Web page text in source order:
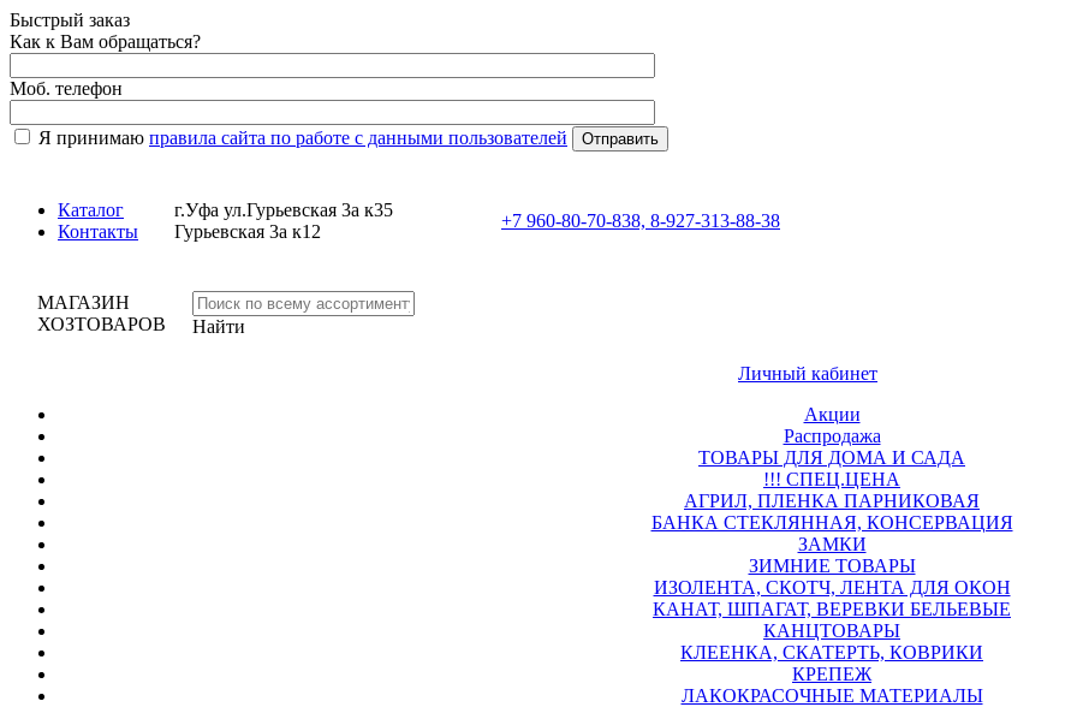
Быстрый заказ
Как к Вам обращаться?
Моб. телефон
Я принимаю правила сайта по работе с данными пользователей
Каталог
Контакты
г.Уфа ул.Гурьевская 3а к35
Гурьевская 3а к12
+7 960-80-70-838, 8-927-313-88-38
МАГАЗИН
ХОЗТОВАРОВ
Найти
Личный кабинет
Акции
Распродажа
ТОВАРЫ ДЛЯ ДОМА И САДА
!!! СПЕЦ.ЦЕНА
АГРИЛ, ПЛЕНКА ПАРНИКОВАЯ
БАНКА СТЕКЛЯННАЯ, КОНСЕРВАЦИЯ
ЗАМКИ
ЗИМНИЕ ТОВАРЫ
ИЗОЛЕНТА, СКОТЧ, ЛЕНТА ДЛЯ ОКОН
КАНАТ, ШПАГАТ, ВЕРЕВКИ БЕЛЬЕВЫЕ
КАНЦТОВАРЫ
КЛЕЕНКА, СКАТЕРТЬ, КОВРИКИ
КРЕПЕЖ
ЛАКОКРАСОЧНЫЕ МАТЕРИАЛЫ